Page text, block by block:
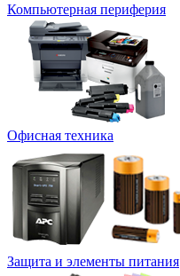
Компьютерная периферия
Офисная техника
Защита и элементы питания